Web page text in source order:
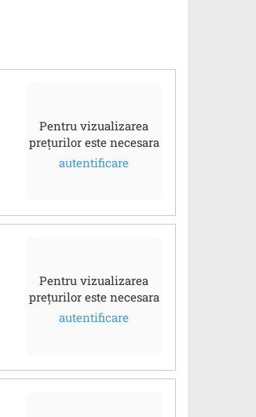
Pentru vizualizarea
prețurilor este necesara
autentificare
Pentru vizualizarea
prețurilor este necesara
autentificare